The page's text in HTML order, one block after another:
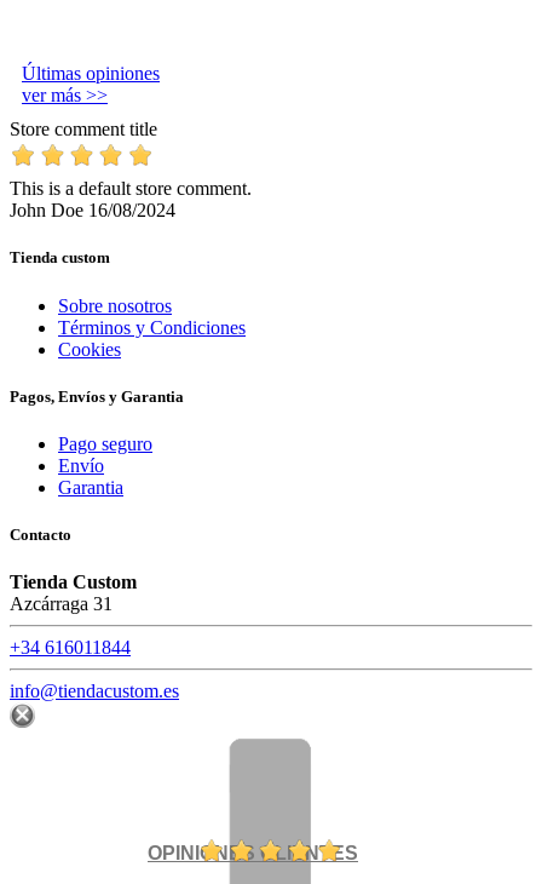
Últimas opiniones
ver más >>
Store comment title
This is a default store comment.
John Doe 16/08/2024
Tienda custom
Sobre nosotros
Términos y Condiciones
Cookies
Pagos, Envíos y Garantia
Pago seguro
Envío
Garantia
Contacto
Tienda Custom
Azcárraga 31
+34 616011844
info@tiendacustom.es
OPINIONES CLIENTES